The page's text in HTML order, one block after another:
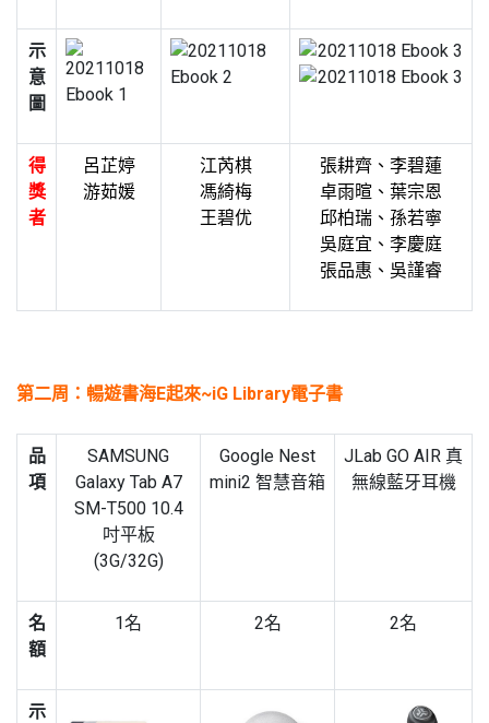
示
意
圖
得
獎
者
呂芷婷
游茹媛
江芮棋
馮綺梅
王碧优
張耕齊、李碧蓮
卓雨暄、葉宗恩
邱柏瑞、孫若寧
吳庭宜、李慶庭
張品惠、吳謹睿
第二周：暢遊書海E起來~iG Library電子書
品
項
SAMSUNG
Galaxy Tab A7
SM-T500 10.4
吋平板
(3G/32G)
Google Nest
mini2 智慧音箱
JLab GO AIR 真
無線藍牙耳機
名
額
1名 2名 2名
示